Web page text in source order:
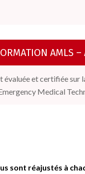
AMLS
évaluée et certifiée sur
Medical
sont réajustés à